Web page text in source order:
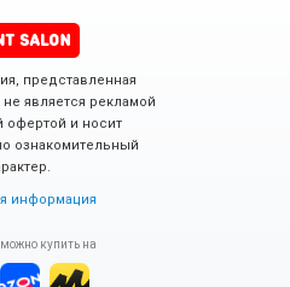
представленная
является рекламой
офертой и носит
ознакомительный
информация
можно купить на